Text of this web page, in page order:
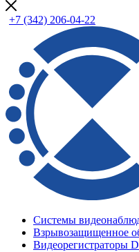
+7 (342) 206-04-22
Системы
Взрывозащищенное
Видеорегистраторы